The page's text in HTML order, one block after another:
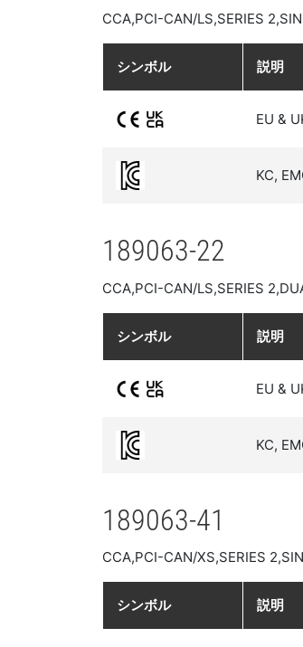
CCA,PCI-CAN/LS,SERIES
シンボル 説明
EU &
KC,
189063-22
CCA,PCI-CAN/LS,SERIES
シンボル 説明
EU &
KC,
189063-41
CCA,PCI-CAN/XS,SERIES
シンボル 説明